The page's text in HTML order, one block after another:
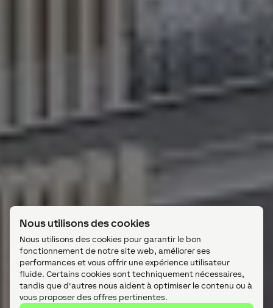
Nous utilisons des cookies
Nous utilisons des cookies pour garantir le bon
fonctionnement de notre site web, améliorer ses
performances et vous offrir une expérience utilisateur
fluide. Certains cookies sont techniquement nécessaires,
tandis que d'autres nous aident à optimiser le contenu ou à
vous proposer des offres pertinentes.